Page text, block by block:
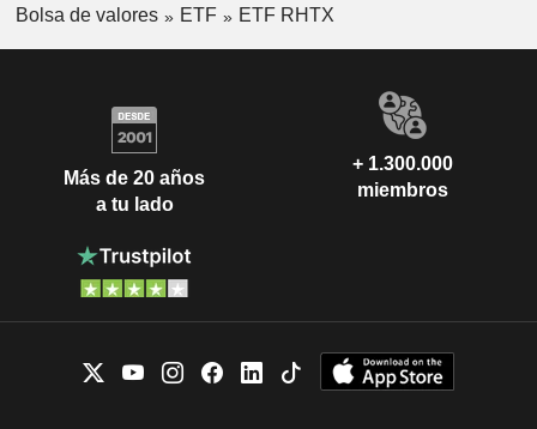
Bolsa de valores ETF ETF RHTX
Más de 20 años
a tu lado
+ 1.300.000
miembros